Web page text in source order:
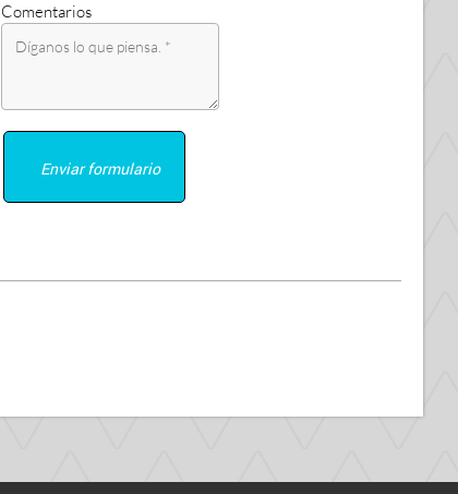
Comentarios
Enviar formulario